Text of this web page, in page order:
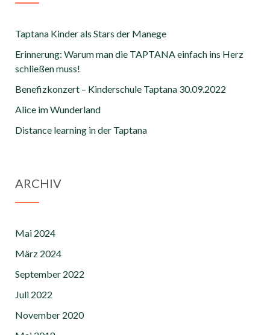
Taptana Kinder als Stars der Manege
Erinnerung: Warum man die TAPTANA einfach ins Herz
schließen muss!
Benefizkonzert – Kinderschule Taptana 30.09.2022
Alice im Wunderland
Distance learning in der Taptana
ARCHIV
Mai 2024
März 2024
September 2022
Juli 2022
November 2020